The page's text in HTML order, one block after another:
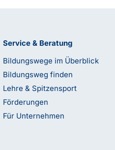
Service & Beratung
Bildungswege im Überblick
Bildungsweg finden
Lehre & Spitzensport
Förderungen
Für Unternehmen